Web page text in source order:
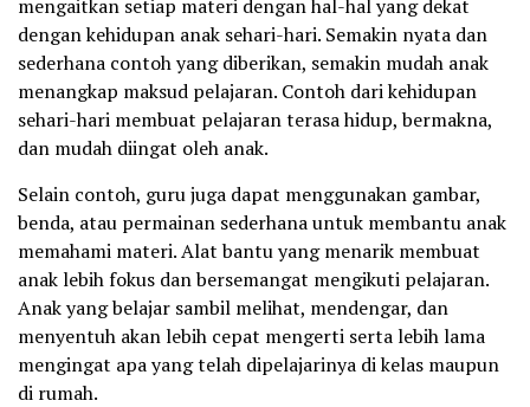
mengaitkan setiap materi dengan hal-hal yang dekat
dengan kehidupan anak sehari-hari. Semakin nyata dan
sederhana contoh yang diberikan, semakin mudah anak
menangkap maksud pelajaran. Contoh dari kehidupan
sehari-hari membuat pelajaran terasa hidup, bermakna,
dan mudah diingat oleh anak.
Selain contoh, guru juga dapat menggunakan gambar,
benda, atau permainan sederhana untuk membantu anak
memahami materi. Alat bantu yang menarik membuat
anak lebih fokus dan bersemangat mengikuti pelajaran.
Anak yang belajar sambil melihat, mendengar, dan
menyentuh akan lebih cepat mengerti serta lebih lama
mengingat apa yang telah dipelajarinya di kelas maupun
di rumah.